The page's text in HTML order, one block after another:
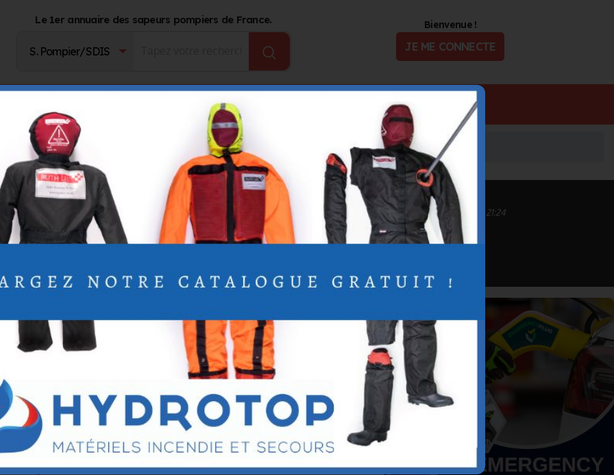
Le 1er annuaire des sapeurs pompiers de France. Bienvenue !
JE ME CONNECTE
Journal d'actualité Offres d'Emploi
Inscrit depuis le 13/09/2020 à 14:35
Informations mises à jour le 28/09/2020 à 21:24